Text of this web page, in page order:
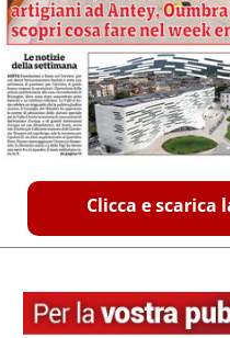
Clicca e scarica